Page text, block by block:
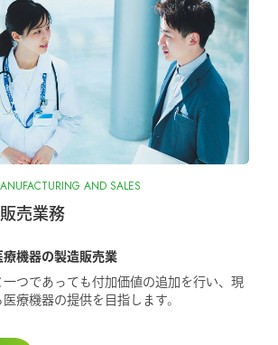
ター開設(移転)のお知らせ
システム』の販売終了のお
ンガージョイント』承認取
形外科学会学術総会に出展
AND SALES
売業務
機器の製造販売業
つであっても付加価値の追加を行い、現
療機器の提供を目指します。